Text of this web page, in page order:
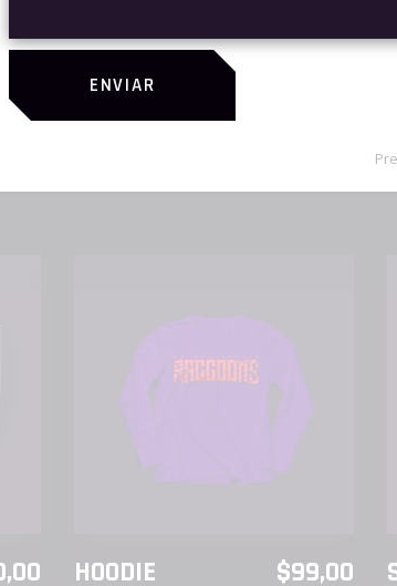
ENVIAR
ne duo. Cu est dolore oportere. Id vel
mea.
AÑADIR AL CARRITO
HOODIE $99,00